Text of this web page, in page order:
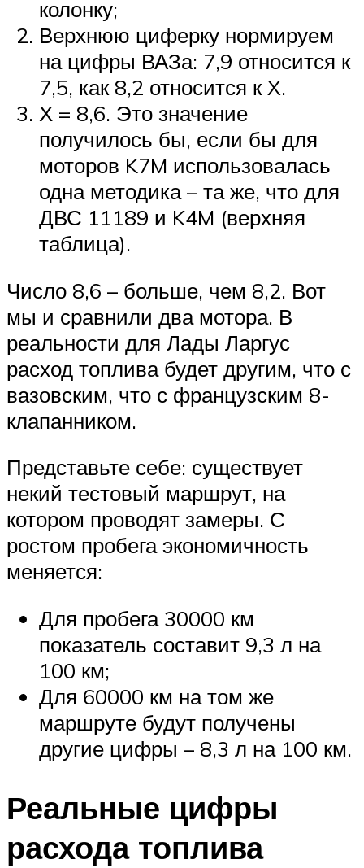
колонку;
Верхнюю циферку нормируем
на цифры ВАЗа: 7,9 относится к
7,5, как 8,2 относится к X.
Х = 8,6. Это значение
получилось бы, если бы для
моторов K7M использовалась
одна методика – та же, что для
ДВС 11189 и K4M (верхняя
таблица).
Число 8,6 – больше, чем 8,2. Вот
мы и сравнили два мотора. В
реальности для Лады Ларгус
расход топлива будет другим, что с
вазовским, что с французским 8-
клапанником.
Представьте себе: существует
некий тестовый маршрут, на
котором проводят замеры. С
ростом пробега экономичность
меняется:
Для пробега 30000 км
показатель составит 9,3 л на
100 км;
Для 60000 км на том же
маршруте будут получены
другие цифры – 8,3 л на 100 км.
Реальные цифры
расхода топлива